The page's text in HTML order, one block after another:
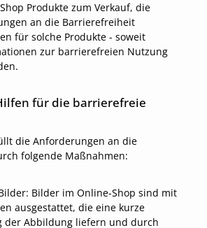
Produkte zum Verkauf, die
an die Barrierefreiheit
für solche Produkte - soweit
zur barrierefreien Nutzung
für die barrierefreie
die Anforderungen an die
folgende Maßnahmen:
Bilder im Online-Shop sind mit
ausgestattet, die eine kurze
der Abbildung liefern und durch